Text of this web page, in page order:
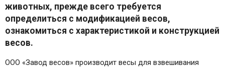
животных, прежде всего требуется
определиться с модификацией весов,
ознакомиться с характеристикой и конструкцией
весов.
ООО «Завод весов» производит весы для взвешивания